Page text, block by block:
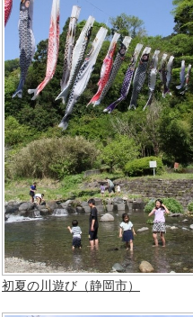
初夏の川遊び（静岡市）